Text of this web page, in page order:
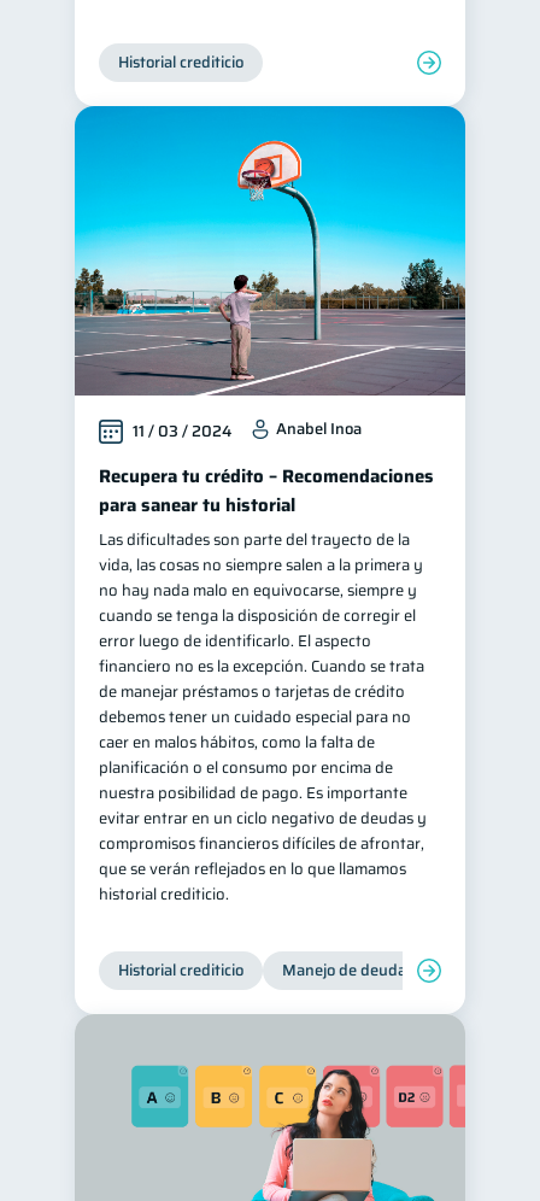
Historial crediticio
11 / 03 / 2024 Anabel Inoa
Recupera tu crédito – Recomendaciones
para sanear tu historial
Las dificultades son parte del trayecto de la
vida, las cosas no siempre salen a la primera y
no hay nada malo en equivocarse, siempre y
cuando se tenga la disposición de corregir el
error luego de identificarlo. El aspecto
financiero no es la excepción. Cuando se trata
de manejar préstamos o tarjetas de crédito
debemos tener un cuidado especial para no
caer en malos hábitos, como la falta de
planificación o el consumo por encima de
nuestra posibilidad de pago. Es importante
evitar entrar en un ciclo negativo de deudas y
compromisos financieros difíciles de afrontar,
que se verán reflejados en lo que llamamos
historial crediticio.
Historial crediticio Manejo de deudas